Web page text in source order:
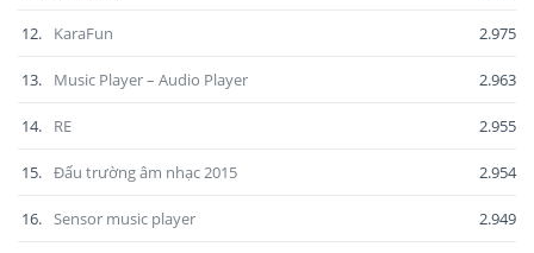
12. KaraFun 2.975
13. Music Player – Audio Player 2.963
14. RE 2.955
15. Đấu trường âm nhạc 2015 2.954
16. Sensor music player 2.949